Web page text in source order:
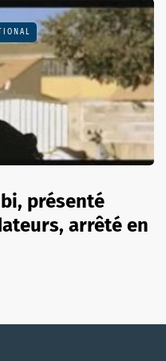
présenté
arrêté en